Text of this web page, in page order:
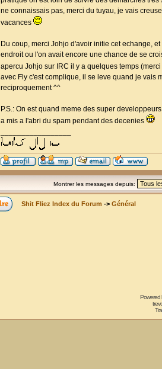
ne connaissais pas, merci du tuyau, je vais
vacances
Du coup, merci Johjo d'avoir initie cet echange,
endroit ou l'on avait encore une chance de se
apercu Johjo sur IRC il y a quelques temps
avec Fly c'est complique, il se leve quand je vais
reciproquement ^^
P.S.: On est quand meme des super
a mis a l'abri du spam pendant des decenies
Montrer les messages depuis:
Shit Fliez Index du Forum -> Général
Powered